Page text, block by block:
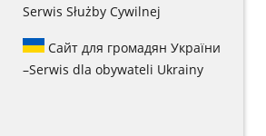
Serwis Służby Cywilnej
Сайт для громадян України
–Serwis dla obywateli Ukrainy